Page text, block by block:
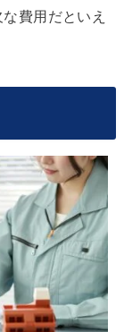
費用だといえ